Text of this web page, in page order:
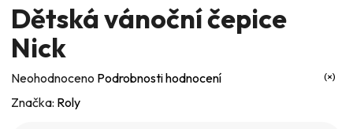
Dětská vánoční čepice
Nick
Průměrné
hodnocení
Neohodnoceno Podrobnosti hodnocení
Značka: Roly